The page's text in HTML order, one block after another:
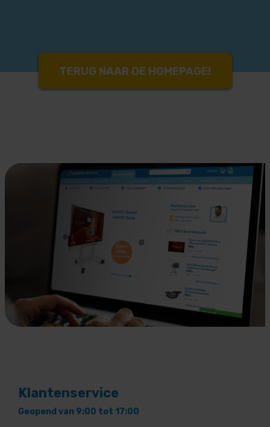
TERUG NAAR DE HOMEPAGE!
Klantenservice
Geopend van 9:00 tot 17:00